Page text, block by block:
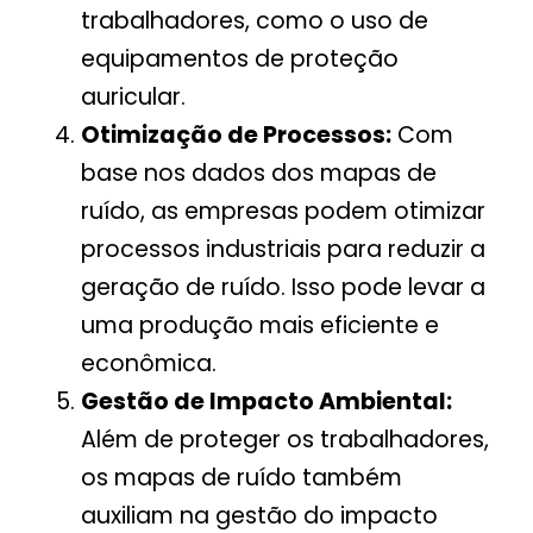
trabalhadores, como o uso de
equipamentos de proteção
auricular.
Otimização de Processos: Com
base nos dados dos mapas de
ruído, as empresas podem otimizar
processos industriais para reduzir a
geração de ruído. Isso pode levar a
uma produção mais eficiente e
econômica.
Gestão de Impacto Ambiental:
Além de proteger os trabalhadores,
os mapas de ruído também
auxiliam na gestão do impacto